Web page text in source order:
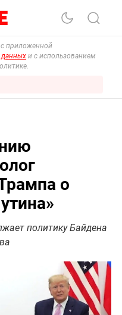
с приложенной
данных и с использованием
о
политику Байдена